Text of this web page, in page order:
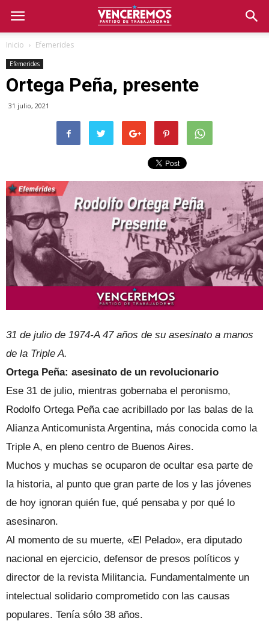
Inicio Efemerides
Efemerides
Ortega Peña, presente
31 julio, 2021
31 de julio de 1974-A 47 años de su asesinato a manos
de la Triple A.
Ortega Peña: asesinato de un revolucionario
Ese 31 de julio, mientras gobernaba el peronismo,
Rodolfo Ortega Peña cae acribillado por las balas de la
Alianza Anticomunista Argentina, más conocida como la
Triple A, en pleno centro de Buenos Aires.
Muchos y muchas se ocuparon de ocultar esa parte de
la historia, al punto que gran parte de los y las jóvenes
de hoy ignoran quién fue, qué pensaba y por qué lo
asesinaron.
Al momento de su muerte, «El Pelado», era diputado
nacional en ejercicio, defensor de presos políticos y
director de la revista Militancia. Fundamentalmente un
intelectual solidario comprometido con las causas
populares. Tenía sólo 38 años.